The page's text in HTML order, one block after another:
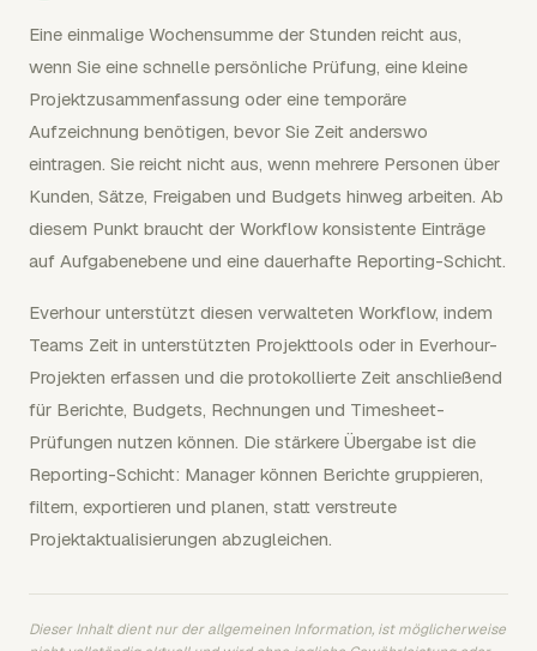
Eine einmalige Wochensumme der Stunden reicht aus,
wenn Sie eine schnelle persönliche Prüfung, eine kleine
Projektzusammenfassung oder eine temporäre
Aufzeichnung benötigen, bevor Sie Zeit anderswo
eintragen. Sie reicht nicht aus, wenn mehrere Personen über
Kunden, Sätze, Freigaben und Budgets hinweg arbeiten. Ab
diesem Punkt braucht der Workflow konsistente Einträge
auf Aufgabenebene und eine dauerhafte Reporting-Schicht.
Everhour unterstützt diesen verwalteten Workflow, indem
Teams Zeit in unterstützten Projekttools oder in Everhour-
Projekten erfassen und die protokollierte Zeit anschließend
für Berichte, Budgets, Rechnungen und Timesheet-
Prüfungen nutzen können. Die stärkere Übergabe ist die
Reporting-Schicht: Manager können Berichte gruppieren,
filtern, exportieren und planen, statt verstreute
Projektaktualisierungen abzugleichen.
Dieser Inhalt dient nur der allgemeinen Information, ist möglicherweise